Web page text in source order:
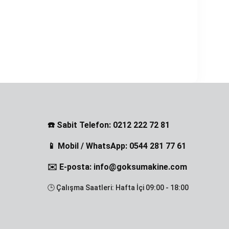
☎️ Sabit Telefon: 0212 222 72 81
📱 Mobil / WhatsApp: 0544 281 77 61
✉️ E-posta: info@goksumakine.com
🕒 Çalışma Saatleri: Hafta İçi 09:00 - 18:00